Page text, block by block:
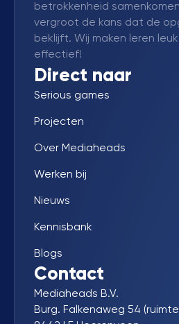
betrokkenheid
vergroot de kans dat de
beklijft. Wij maken leren
effectief!
Direct naar
Serious games
Projecten
Over Mediaheads
Werken bij
Nieuws
Kennisbank
Blogs
Contact
Mediaheads B.V.
Burg. Falkenaweg 54 (ruimte